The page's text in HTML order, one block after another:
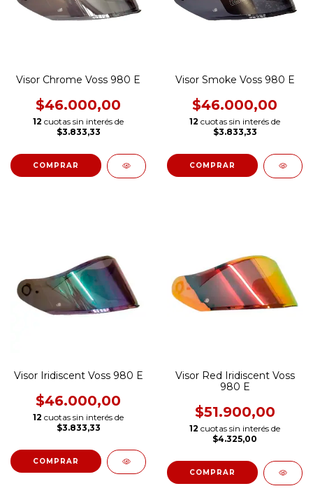
Visor Chrome Voss 980 E
$46.000,00
12 cuotas sin interés de
$3.833,33
Visor Smoke Voss 980 E
$46.000,00
12 cuotas sin interés de
$3.833,33
Visor Iridiscent Voss 980 E
$46.000,00
12 cuotas sin interés de
$3.833,33
Visor Red Iridiscent Voss
980 E
$51.900,00
12 cuotas sin interés de
$4.325,00